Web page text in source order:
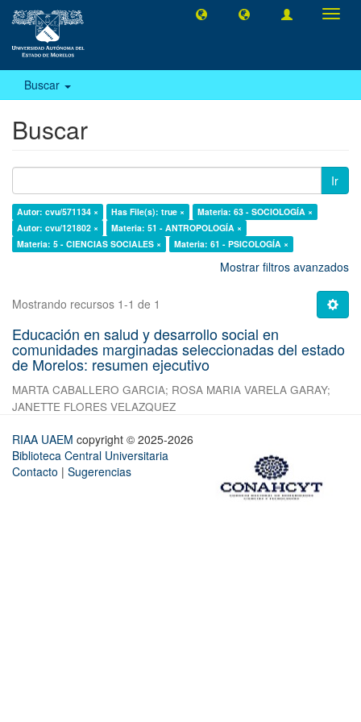
Buscar
Buscar
Ir
Autor: cvu/571134 × Has File(s): true ×
Materia: 63 - SOCIOLOGÍA ×
Autor: cvu/121802 ×
Materia: 51 - ANTROPOLOGÍA ×
Materia: 5 - CIENCIAS SOCIALES ×
Materia: 61 - PSICOLOGÍA ×
Mostrar filtros avanzados
Mostrando recursos 1-1 de 1
Educación en salud y desarrollo social en
comunidades marginadas seleccionadas del estado
de Morelos: resumen ejecutivo
MARTA CABALLERO GARCIA; ROSA MARIA VARELA GARAY;
JANETTE FLORES VELAZQUEZ
RIAA UAEM copyright © 2025-2026
Biblioteca Central Universitaria
Contacto | Sugerencias